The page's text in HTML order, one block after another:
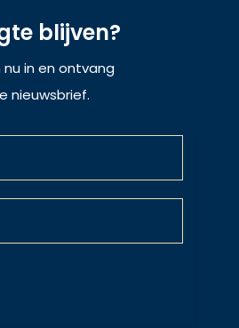
blijven?
nu in en ontvang
nieuwsbrief.